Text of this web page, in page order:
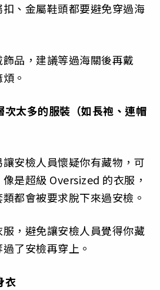
、金屬鞋頭都要避免穿過海
品，建議等過海關後再戴
。
太多的服裝（如長袍、連帽
安檢人員懷疑你有藏物，可
是超級 Oversized 的衣服，
都會被要求脫下來過安檢。
，避免讓安檢人員覺得你藏
了安檢再穿上。
衣